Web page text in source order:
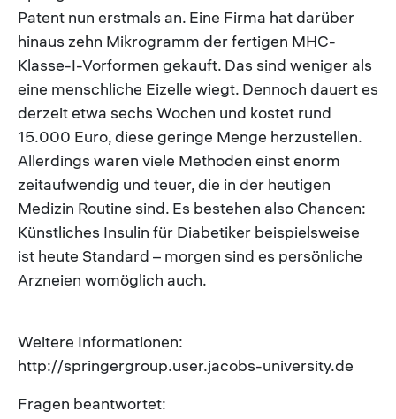
Patent nun erstmals an. Eine Firma hat darüber
hinaus zehn Mikrogramm der fertigen MHC-
Klasse-I-Vorformen gekauft. Das sind weniger als
eine menschliche Eizelle wiegt. Dennoch dauert es
derzeit etwa sechs Wochen und kostet rund
15.000 Euro, diese geringe Menge herzustellen.
Allerdings waren viele Methoden einst enorm
zeitaufwendig und teuer, die in der heutigen
Medizin Routine sind. Es bestehen also Chancen:
Künstliches Insulin für Diabetiker beispielsweise
ist heute Standard – morgen sind es persönliche
Arzneien womöglich auch.
Weitere Informationen:
http://springergroup.user.jacobs-university.de
Fragen beantwortet: